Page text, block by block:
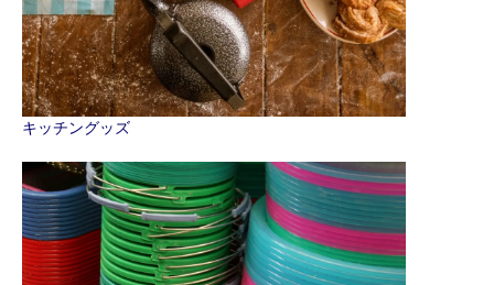
キッチングッズ